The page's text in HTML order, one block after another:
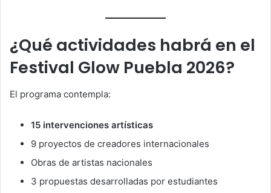
¿Qué actividades habrá en el
Festival Glow Puebla 2026?
El programa contempla:
15 intervenciones artísticas
9 proyectos de creadores internacionales
Obras de artistas nacionales
3 propuestas desarrolladas por estudiantes